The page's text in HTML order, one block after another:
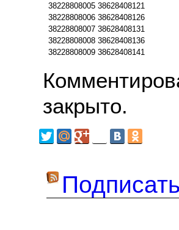
38228808005 38628408121
38228808006 38628408126
38228808007 38628408131
38228808008 38628408136
38228808009 38628408141
закрыто.